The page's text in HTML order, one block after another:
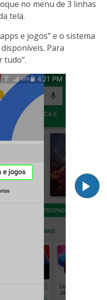
no menu de 3 linhas
tela.
e jogos” e o sistema
Para
tudo”.